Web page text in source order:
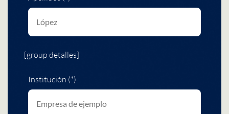
[group detalles]
Institución (*)